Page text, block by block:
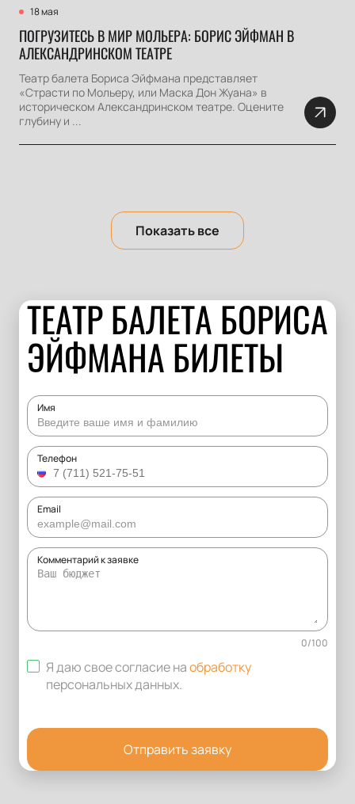
18 мая
ПОГРУЗИТЕСЬ В МИР МОЛЬЕРА: БОРИС ЭЙФМАН В
АЛЕКСАНДРИНСКОМ ТЕАТРЕ
Театр балета Бориса Эйфмана представляет
«Страсти по Мольеру, или Маска Дон Жуана» в
историческом Александринском театре. Оцените
глубину и ...
Показать все
ТЕАТР БАЛЕТА БОРИСА
ЭЙФМАНА БИЛЕТЫ
Имя
Телефон
Email
Комментарий к заявке
0/100
Я даю свое согласие наобработку
персональных данных.
Отправить заявку